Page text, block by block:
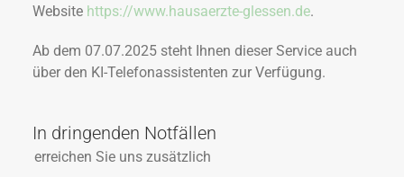
Website https://www.hausaerzte-glessen.de.
Ab dem 07.07.2025 steht Ihnen dieser Service auch
über den KI-Telefonassistenten zur Verfügung.
In dringenden Notfällen
erreichen Sie uns zusätzlich